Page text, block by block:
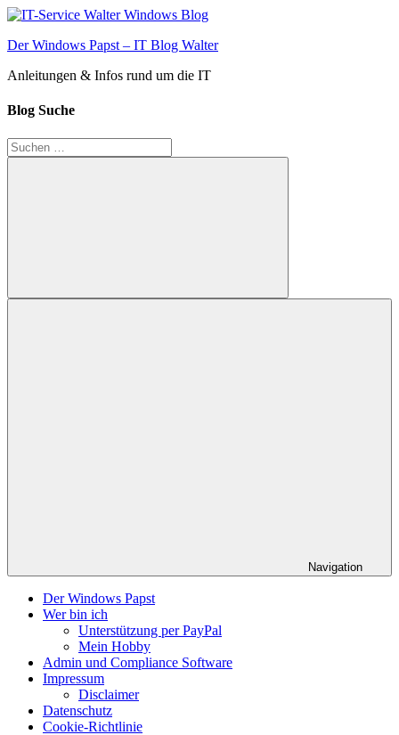
Zum
springen
Der Windows Papst – IT Blog Walter
Anleitungen & Infos rund um die IT
Blog Suche
Suchen
nach:
Suchen
Navigation
Der Windows Papst
Wer bin ich
Unterstützung per PayPal
Mein Hobby
Admin und Compliance Software
Impressum
Disclaimer
Datenschutz
Cookie-Richtlinie